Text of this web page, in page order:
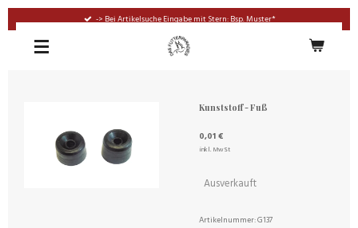
springen
-> Bei Artikelsuche Eingabe mit Stern: Bsp. Muster*
Kunststoff - Fuß
0,01 €
inkl. MwSt
Ausverkauft
Artikelnummer:G137